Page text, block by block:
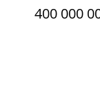
400 000